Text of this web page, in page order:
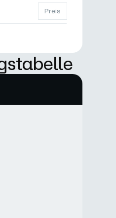
Preis